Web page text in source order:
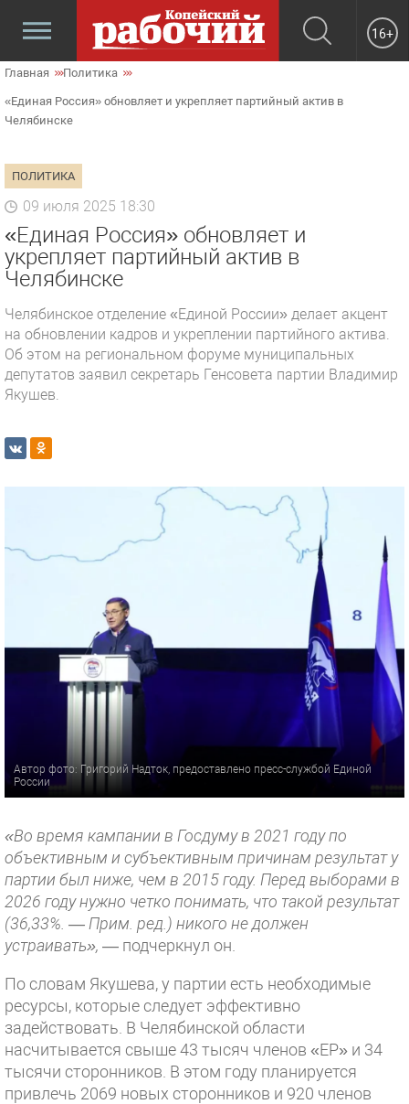
16+
Главная Политика
«Единая Россия» обновляет и укрепляет партийный актив в
Челябинске
ПОЛИТИКА
09 июля 2025 18:30
«Единая Россия» обновляет и
укрепляет партийный актив в
Челябинске
Челябинское отделение «Единой России» делает акцент
на обновлении кадров и укреплении партийного актива.
Об этом на региональном форуме муниципальных
депутатов заявил секретарь Генсовета партии Владимир
Якушев.
Автор фото: Григорий Надток, предоставлено пресс-службой Единой
России
«Во время кампании в Госдуму в 2021 году по
объективным и субъективным причинам результат у
партии был ниже, чем в 2015 году. Перед выборами в
2026 году нужно четко понимать, что такой результат
(36,33%. — Прим. ред.) никого не должен
устраивать», — подчеркнул он.
По словам Якушева, у партии есть необходимые
ресурсы, которые следует эффективно
задействовать. В Челябинской области
насчитывается свыше 43 тысяч членов «ЕР» и 34
тысячи сторонников. В этом году планируется
привлечь 2069 новых сторонников и 920 членов